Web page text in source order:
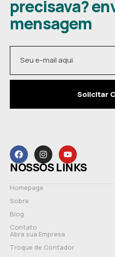
precisava?
mensagem
Solicitar
NOSSOS LINKS
Homepage
Sobre
Blog
Contato
Abra sua Empresa
Troque de Contador